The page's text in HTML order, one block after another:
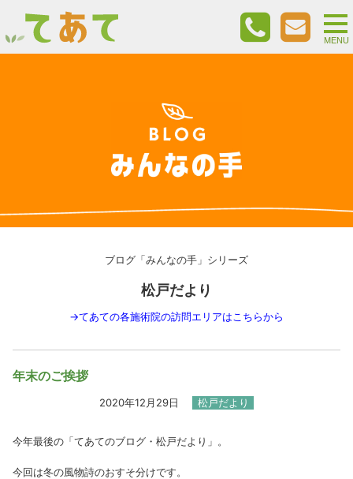
ブログ「みんなの手」シリーズ
松戸だより
→てあての各施術院の訪問エリアはこちらから
年末のご挨拶
2020年12月29日 松戸だより
今年最後の「てあてのブログ・松戸だより」。
今回は冬の風物詩のおすそ分けです。
MENU